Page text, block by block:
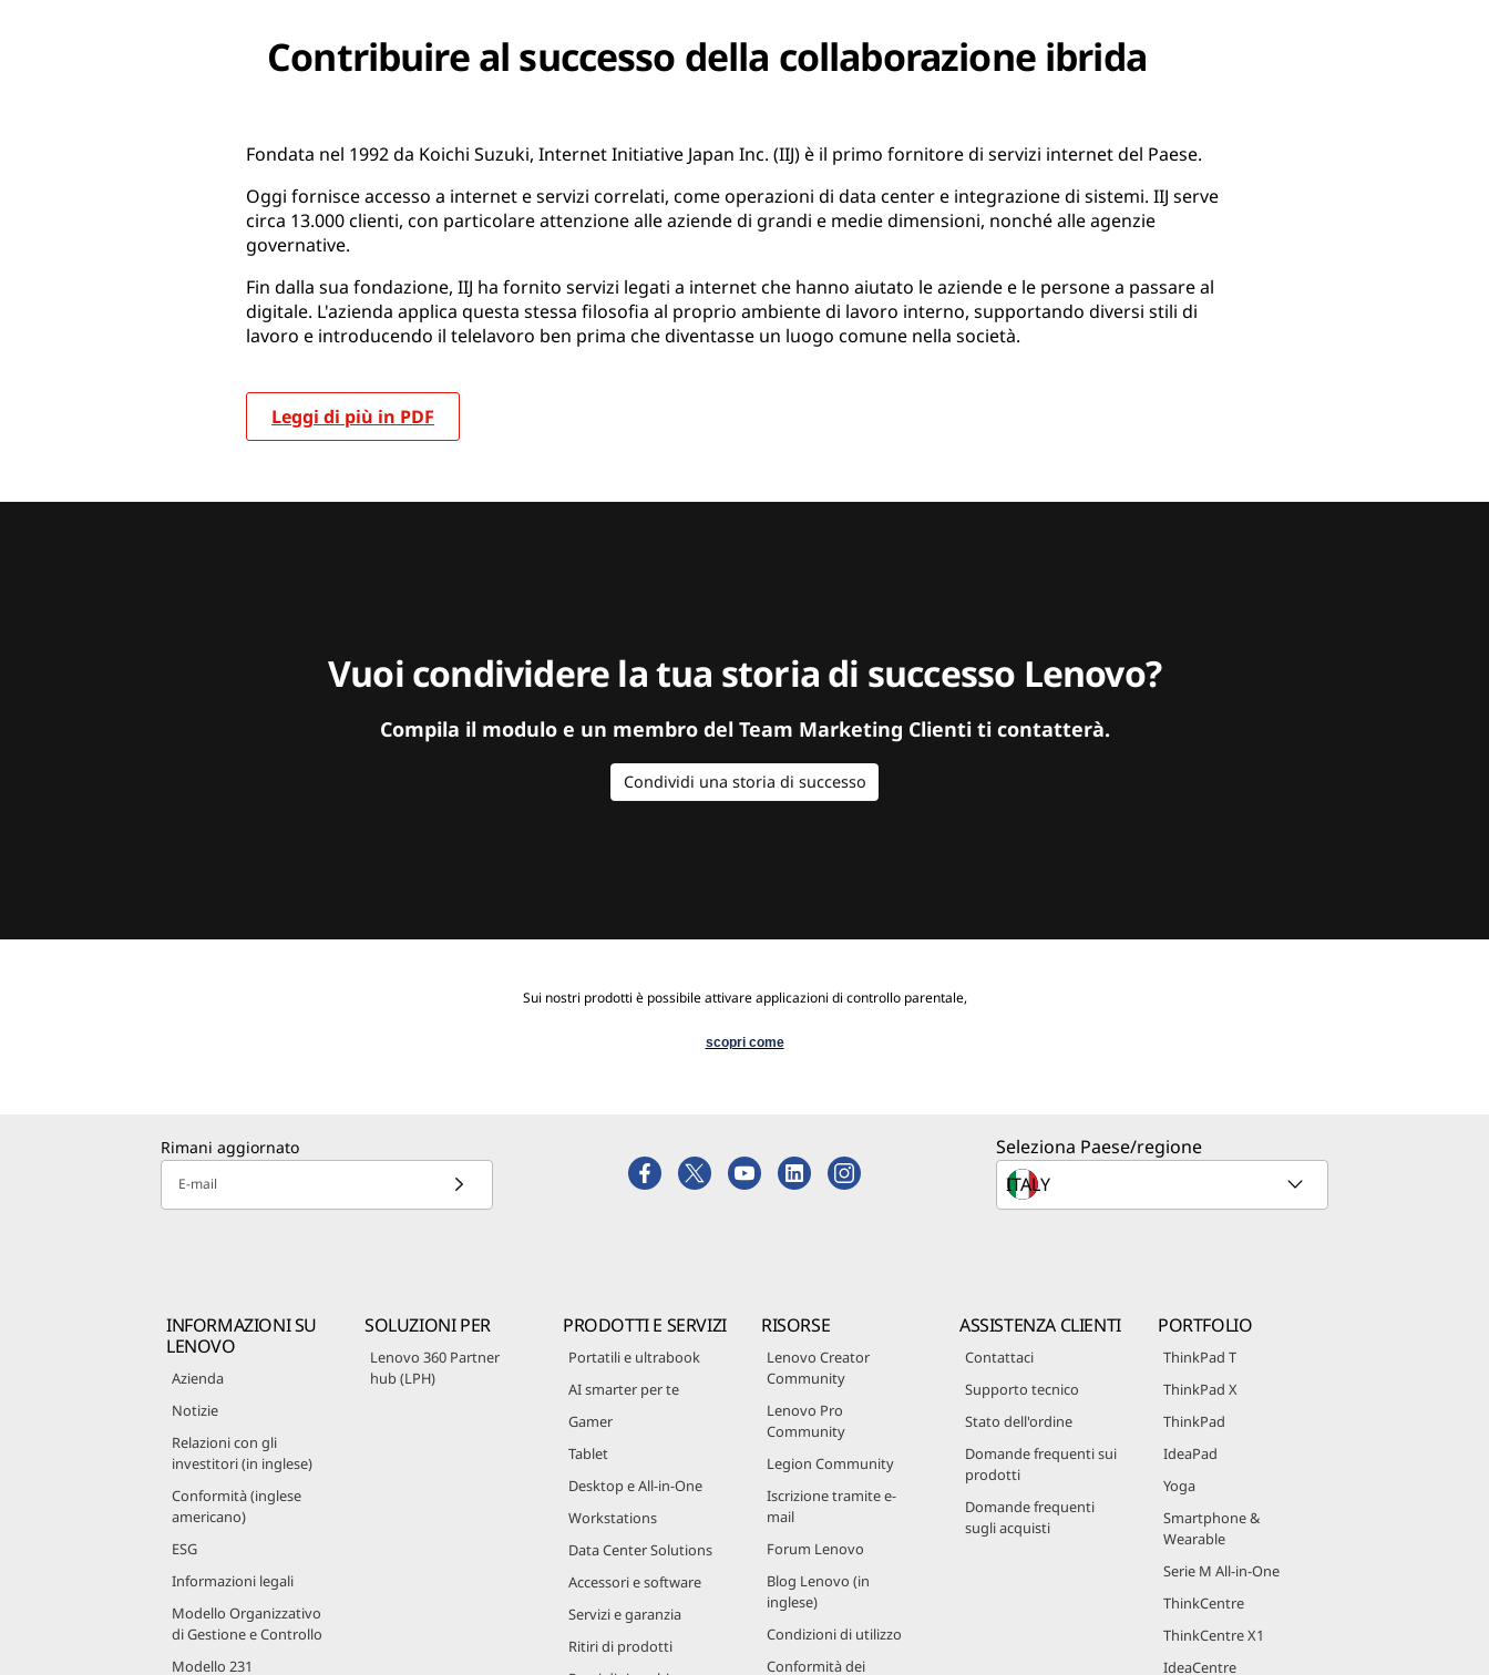
Contribuire al successo della collaborazione ibrida
Fondata nel 1992 da Koichi Suzuki, Internet Initiative Japan Inc. (IIJ) è il primo fornitore di servizi internet del Paese.
Oggi fornisce accesso a internet e servizi correlati, come operazioni di data center e integrazione di sistemi. IIJ serve
circa 13.000 clienti, con particolare attenzione alle aziende di grandi e medie dimensioni, nonché alle agenzie
governative.
Fin dalla sua fondazione, IIJ ha fornito servizi legati a internet che hanno aiutato le aziende e le persone a passare al
digitale. L'azienda applica questa stessa filosofia al proprio ambiente di lavoro interno, supportando diversi stili di
lavoro e introducendo il telelavoro ben prima che diventasse un luogo comune nella società.
Leggi di più in PDF
Vuoi condividere la tua storia di successo Lenovo?
Compila il modulo e un membro del Team Marketing Clienti ti contatterà.
Condividi una storia di successo
Sui nostri prodotti è possibile attivare applicazioni di controllo parentale,
scopri come
Rimani aggiornato
E-mail
Seleziona Paese/regione
INFORMAZIONI SU
LENOVO
Azienda
Notizie
Relazioni con gli
investitori (in inglese)
Conformità (inglese
americano)
ESG
Informazioni legali
Modello Organizzativo
di Gestione e Controllo
Modello 231
SOLUZIONI PER
Lenovo 360 Partner
hub (LPH)
PRODOTTI E SERVIZI
Portatili e ultrabook
AI smarter per te
Gamer
Tablet
Desktop e All-in-One
Workstations
Data Center Solutions
Accessori e software
Servizi e garanzia
Ritiri di prodotti
RISORSE
Lenovo Creator
Community
Lenovo Pro
Community
Legion Community
Iscrizione tramite e-
mail
Forum Lenovo
Blog Lenovo (in
inglese)
Condizioni di utilizzo
Conformità dei
ASSISTENZA CLIENTI
Contattaci
Supporto tecnico
Stato dell'ordine
Domande frequenti sui
prodotti
Domande frequenti
sugli acquisti
PORTFOLIO
ThinkPad T
ThinkPad X
ThinkPad
IdeaPad
Yoga
Smartphone &
Wearable
Serie M All-in-One
ThinkCentre
ThinkCentre X1
IdeaCentre